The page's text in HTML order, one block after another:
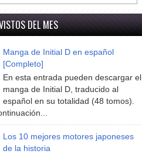
DEL MES
Manga de Initial D en español
[Completo]
En esta entrada pueden descargar el
manga de Initial D, traducido al
español en su totalidad (48 tomos).
Los 10 mejores motores japoneses
de la historia